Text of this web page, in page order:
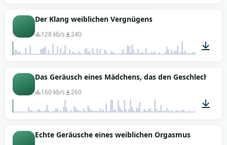
Der Klang weiblichen Vergnügens
128 kb/s 240
01:13
Das Geräusch eines Mädchens, das den
160 kb/s 260
Echte Geräusche eines weiblichen Orgasmus